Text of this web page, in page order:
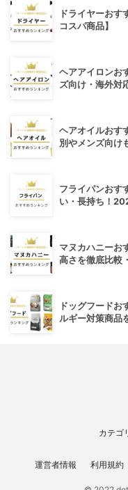
ドライヤーおす
コスパ商品】
ヘアアイロンお
ズ向け・海外対
ヘアオイルおす
別やメンズ向け
フライパンおす
い・長持ち！
マヌカハニーお
高さを徹底比較
ドッグフード
ルギー対策商品
カテゴ
運営者情報 利用規約